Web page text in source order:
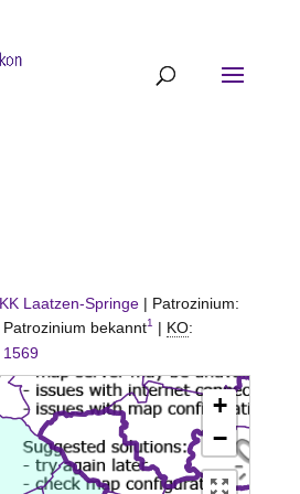
KK Laatzen-Springe| Patrozinium:
bekannt1 | KO:
1569
+
−